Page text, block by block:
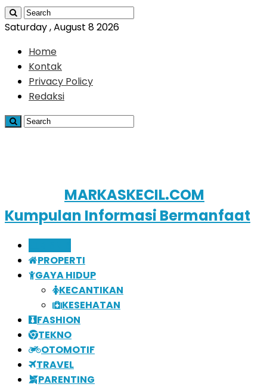
Saturday , August 8 2026
Home
Kontak
Privacy Policy
Redaksi
MARKASKECIL.COM
Kumpulan Informasi Bermanfaat
PROPERTI
GAYA HIDUP
KECANTIKAN
KESEHATAN
FASHION
TEKNO
OTOMOTIF
TRAVEL
PARENTING